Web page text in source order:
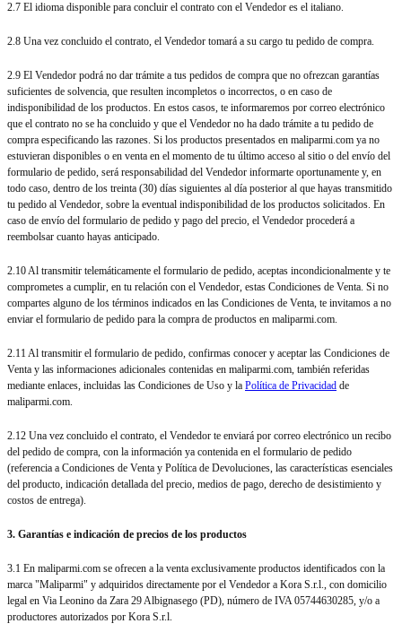
2.7 El idioma disponible para concluir el contrato con el Vendedor es el italiano.
2.8 Una vez concluido el contrato, el Vendedor tomará a su cargo tu pedido de compra.
2.9 El Vendedor podrá no dar trámite a tus pedidos de compra que no ofrezcan garantías
suficientes de solvencia, que resulten incompletos o incorrectos, o en caso de
indisponibilidad de los productos. En estos casos, te informaremos por correo electrónico
que el contrato no se ha concluido y que el Vendedor no ha dado trámite a tu pedido de
compra especificando las razones. Si los productos presentados en maliparmi.com ya no
estuvieran disponibles o en venta en el momento de tu último acceso al sitio o del envío del
formulario de pedido, será responsabilidad del Vendedor informarte oportunamente y, en
todo caso, dentro de los treinta (30) días siguientes al día posterior al que hayas transmitido
tu pedido al Vendedor, sobre la eventual indisponibilidad de los productos solicitados. En
caso de envío del formulario de pedido y pago del precio, el Vendedor procederá a
reembolsar cuanto hayas anticipado.
2.10 Al transmitir telemáticamente el formulario de pedido, aceptas incondicionalmente y te
comprometes a cumplir, en tu relación con el Vendedor, estas Condiciones de Venta. Si no
compartes alguno de los términos indicados en las Condiciones de Venta, te invitamos a no
enviar el formulario de pedido para la compra de productos en maliparmi.com.
2.11 Al transmitir el formulario de pedido, confirmas conocer y aceptar las Condiciones de
Venta y las informaciones adicionales contenidas en maliparmi.com, también referidas
mediante enlaces, incluidas las Condiciones de Uso y la Política de Privacidad de
maliparmi.com.
2.12 Una vez concluido el contrato, el Vendedor te enviará por correo electrónico un recibo
del pedido de compra, con la información ya contenida en el formulario de pedido
(referencia a Condiciones de Venta y Política de Devoluciones, las características esenciales
del producto, indicación detallada del precio, medios de pago, derecho de desistimiento y
costos de entrega).
3. Garantías e indicación de precios de los productos
3.1 En maliparmi.com se ofrecen a la venta exclusivamente productos identificados con la
marca "Maliparmi" y adquiridos directamente por el Vendedor a Kora S.r.l., con domicilio
legal en Via Leonino da Zara 29 Albignasego (PD), número de IVA 05744630285, y/o a
productores autorizados por Kora S.r.l.